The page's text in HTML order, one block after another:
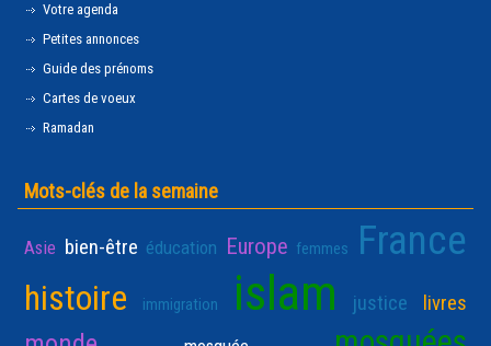
Votre agenda
Petites annonces
Guide des prénoms
Cartes de voeux
Ramadan
Mots-clés de la semaine
Asie bien-être éducation Europe femmes France
histoire immigration islam justice livres